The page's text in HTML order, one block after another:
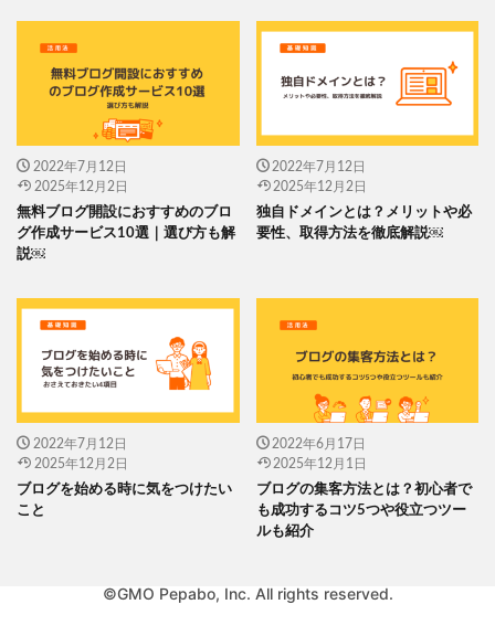
2022年7月12日
2025年12月2日
無料ブログ開設におすすめのブロ
グ作成サービス10選｜選び方も解
説￼
2022年7月12日
2025年12月2日
独自ドメインとは？メリットや必
要性、取得方法を徹底解説￼
2022年7月12日
2025年12月2日
ブログを始める時に気をつけたい
こと
2022年6月17日
2025年12月1日
ブログの集客方法とは？初心者で
も成功するコツ5つや役立つツー
ルも紹介
©GMO Pepabo, Inc. All rights reserved.